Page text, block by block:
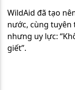
WildAid đã tạo
nước, cùng tuyên
nhưng uy lực:
giết”.